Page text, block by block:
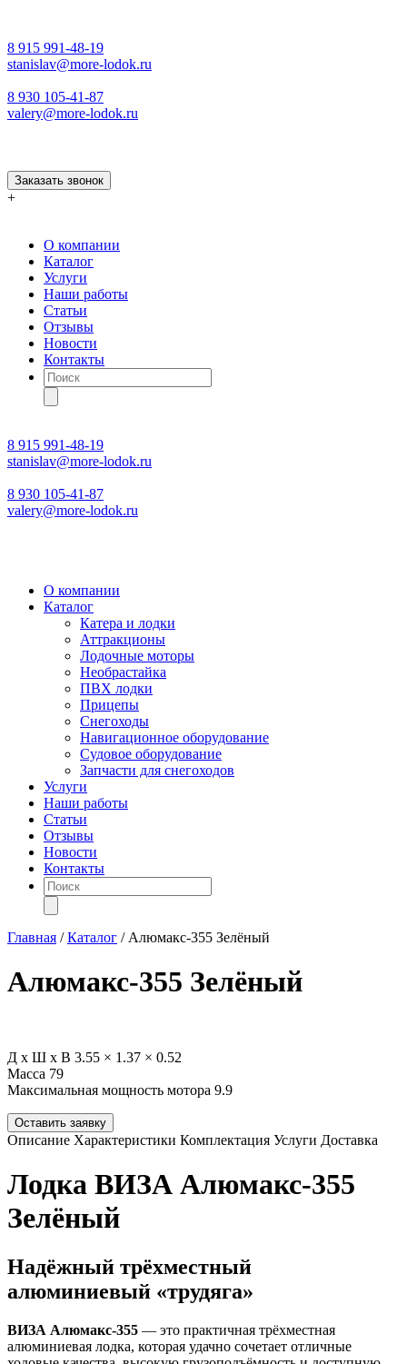
8 915 991-48-19
stanislav@more-lodok.ru
8 930 105-41-87
valery@more-lodok.ru
Заказать звонок
+
О компании
Каталог
Услуги
Наши работы
Статьи
Отзывы
Новости
Контакты
Поиск
товаров
8 915 991-48-19
stanislav@more-lodok.ru
8 930 105-41-87
valery@more-lodok.ru
О компании
Каталог
Катера и лодки
Аттракционы
Лодочные моторы
Необрастайка
ПВХ лодки
Прицепы
Снегоходы
Навигационное оборудование
Судовое оборудование
Запчасти для снегоходов
Услуги
Наши работы
Статьи
Отзывы
Новости
Контакты
Поиск
товаров
Главная /Каталог / Алюмакс-355 Зелёный
Алюмакс-355 Зелёный
Д х Ш х В 3.55 × 1.37 × 0.52
Масса 79
Максимальная мощность мотора 9.9
Оставить заявку
Описание Характеристики Комплектация Услуги Доставка
Лодка ВИЗА Алюмакс-355
Зелёный
Надёжный трёхместный
алюминиевый «трудяга»
ВИЗА Алюмакс-355 — это практичная трёхместная
алюминиевая лодка, которая удачно сочетает отличные